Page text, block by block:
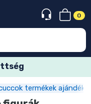
0
termékek
Regisztráció